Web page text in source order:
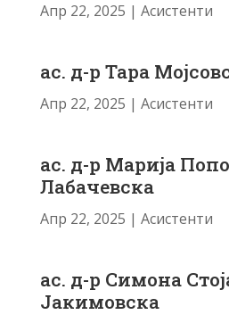
Апр 22, 2025 | Асистенти
ас. д-р Тара
Апр 22, 2025 | Асистенти
ас. д-р Марија
Лабачевска
Апр 22, 2025 | Асистенти
ас. д-р Симона
Јакимовска